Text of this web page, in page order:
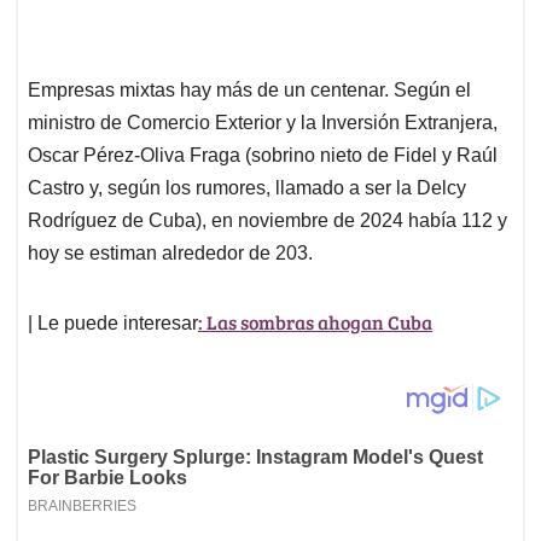
Empresas mixtas hay más de un centenar. Según el
ministro de Comercio Exterior y la Inversión Extranjera,
Oscar Pérez-Oliva Fraga (sobrino nieto de Fidel y Raúl
Castro y, según los rumores, llamado a ser la Delcy
Rodríguez de Cuba), en noviembre de 2024 había 112 y
hoy se estiman alrededor de 203.
| Le puede interesar: Las sombras ahogan Cuba